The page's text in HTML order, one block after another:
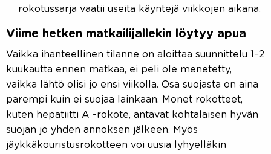
rokotussarja vaatii useita käyntejä viikkojen aikana.
Viime hetken matkailijallekin löytyy apua
Vaikka ihanteellinen tilanne on aloittaa suunnittelu 1–2
kuukautta ennen matkaa, ei peli ole menetetty,
vaikka lähtö olisi jo ensi viikolla. Osa suojasta on aina
parempi kuin ei suojaa lainkaan. Monet rokotteet,
kuten hepatiitti A -rokote, antavat kohtalaisen hyvän
suojan jo yhden annoksen jälkeen. Myös
jäykkäkouristusrokotteen voi uusia lyhyelläkin